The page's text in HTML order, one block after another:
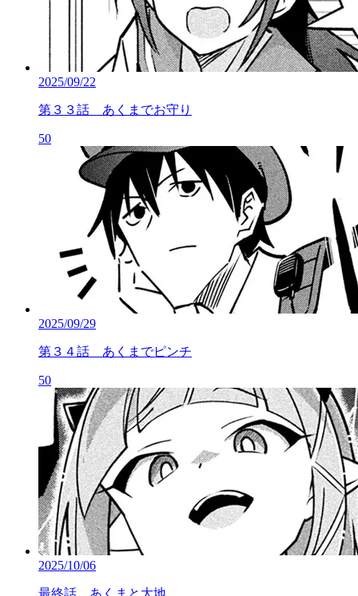
2025/09/22
第３３話 あくまでお守り
50
2025/09/29
第３４話 あくまでピンチ
50
2025/10/06
最終話 あくまと大地